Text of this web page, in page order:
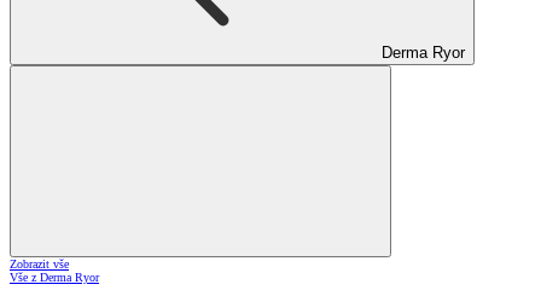
Derma Ryor
Zobrazit vše
Vše z Derma Ryor